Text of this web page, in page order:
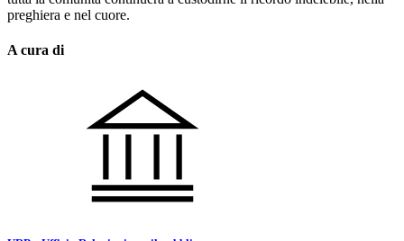
preghiera e nel cuore.
A cura di